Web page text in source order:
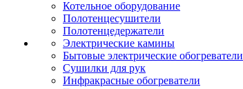
Котельное оборудование
Полотенцесушители
Полотенцедержатели
Электрические камины
Бытовые электрические обогреватели
Сушилки для рук
Инфракрасные обогреватели